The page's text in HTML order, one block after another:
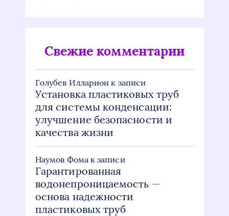
Свежие комментарии
Голубев Илларион к записи
Установка пластиковых труб
для системы конденсации:
улучшение безопасности и
качества жизни
Наумов Фомак записи
Гарантированная
водонепроницаемость —
основа надежности
пластиковых труб